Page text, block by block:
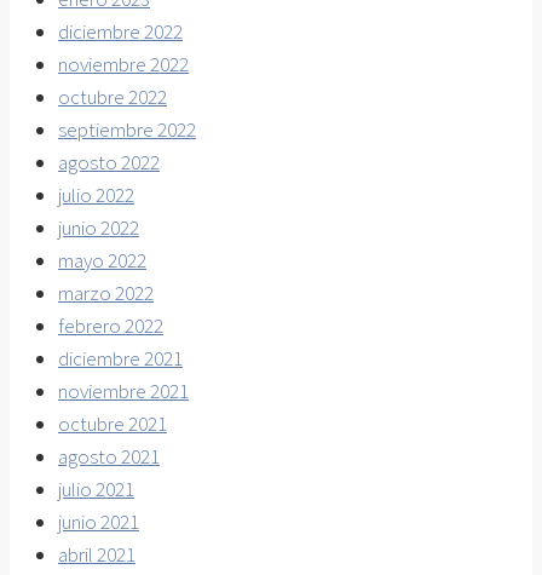
diciembre 2022
noviembre 2022
octubre 2022
septiembre 2022
agosto 2022
julio 2022
junio 2022
mayo 2022
marzo 2022
febrero 2022
diciembre 2021
noviembre 2021
octubre 2021
agosto 2021
julio 2021
junio 2021
abril 2021